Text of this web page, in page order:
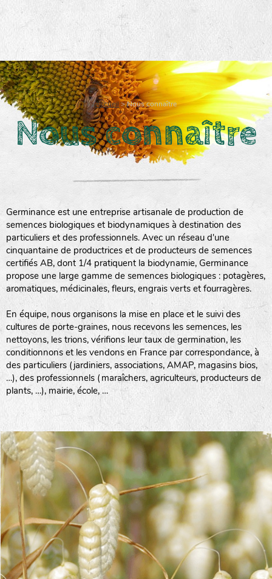
Accueil>Nous connaître
Nous connaître
Germinance est une entreprise artisanale de production de
semences biologiques et biodynamiques à destination des
particuliers et des professionnels. Avec un réseau d'une
cinquantaine de productrices et de producteurs de semences
certifiés AB, dont 1/4 pratiquent la biodynamie, Germinance
propose une large gamme de semences biologiques : potagères,
aromatiques, médicinales, fleurs, engrais verts et fourragères.
En équipe, nous organisons la mise en place et le suivi des
cultures de porte-graines, nous recevons les semences, les
nettoyons, les trions, vérifions leur taux de germination, les
conditionnons et les vendons en France par correspondance, à
des particuliers (jardiniers, associations, AMAP, magasins bios,
…), des professionnels (maraîchers, agriculteurs, producteurs de
plants, …), mairie, école, …